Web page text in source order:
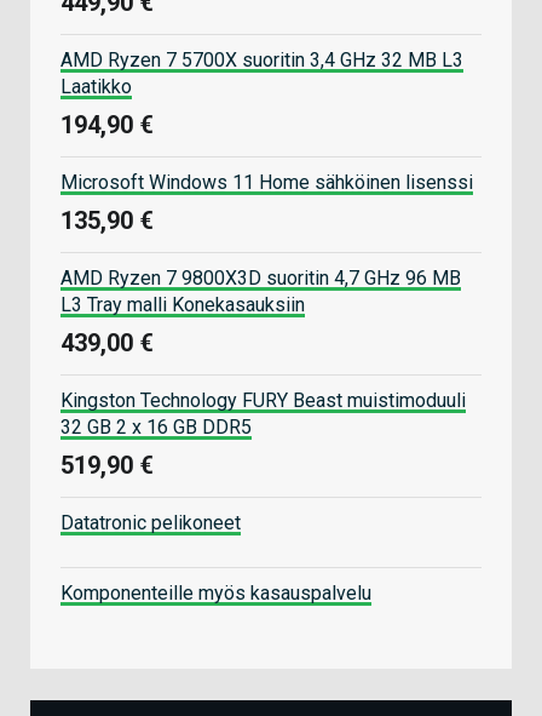
AMD Ryzen 7 5700X suoritin 3,4 GHz 32 MB L3
Laatikko
194,90 €
Microsoft Windows 11 Home sähköinen lisenssi
135,90 €
AMD Ryzen 7 9800X3D suoritin 4,7 GHz 96 MB
L3 Tray malli Konekasauksiin
439,00 €
Kingston Technology FURY Beast muistimoduuli
32 GB 2 x 16 GB DDR5
519,90 €
Datatronic pelikoneet
Komponenteille myös kasauspalvelu